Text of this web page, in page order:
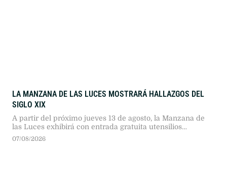
LA MANZANA DE LAS LUCES MOSTRARÁ HALLAZGOS DEL
SIGLO XIX
A partir del próximo jueves 13 de agosto, la Manzana de
las Luces exhibirá con entrada gratuita utensilios
domésticos y loza del siglo XIX hallados en el predio, para
07/08/2026